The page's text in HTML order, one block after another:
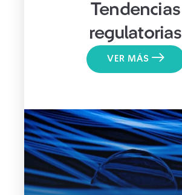
Tendencias
regulatorias
VER MÁS